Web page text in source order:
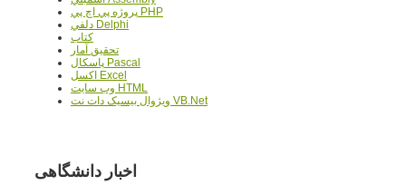
پروژه پي اچ پي PHP
دلفي Delphi
کتاب
تحقيق آمار
پاسکال Pascal
اکسل Excel
وب سايت HTML
ويژوال بيسيک دات نت VB.Net
اخبار دانشگاهی